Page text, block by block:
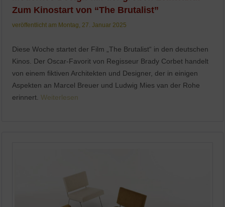
Zum Kinostart von “The Brutalist”
veröffentlicht am Montag, 27. Januar 2025
Diese Woche startet der Film „The Brutalist“ in den deutschen
Kinos. Der Oscar-Favorit von Regisseur Brady Corbet handelt
von einem fiktiven Architekten und Designer, der in einigen
Aspekten an Marcel Breuer und Ludwig Mies van der Rohe
erinnert.Weiterlesen